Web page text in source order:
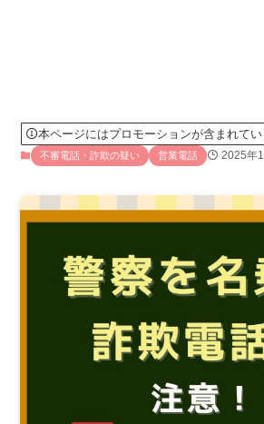
本ページにはプロモーションが含まれてい
不審電話・詐欺の疑い 営業電話 2025年